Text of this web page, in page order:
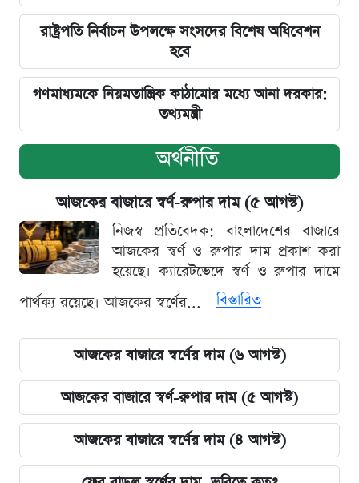
রাষ্ট্রপতি নির্বাচন উপলক্ষে সংসদের বিশেষ অধিবেশন
হবে
গণমাধ্যমকে নিয়মতান্ত্রিক কাঠামোর মধ্যে আনা দরকার:
তথ্যমন্ত্রী
অর্থনীতি
আজকের বাজারে স্বর্ণ-রুপার দাম (৫ আগস্ট)
নিজস্ব প্রতিবেদক: বাংলাদেশের বাজারে
আজকের স্বর্ণ ও রুপার দাম প্রকাশ করা
হয়েছে। ক্যারেটভেদে স্বর্ণ ও রুপার দামে
পার্থক্য রয়েছে। আজকের স্বর্ণের...
বিস্তারিত
আজকের বাজারে স্বর্ণের দাম (৬ আগস্ট)
আজকের বাজারে স্বর্ণ-রুপার দাম (৫ আগস্ট)
আজকের বাজারে স্বর্ণের দাম (৪ আগস্ট)